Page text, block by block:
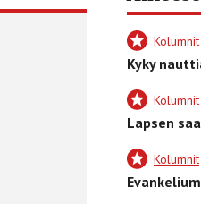
Kolumnit
Kyky
Kolumnit
Lapsen
Kolumnit